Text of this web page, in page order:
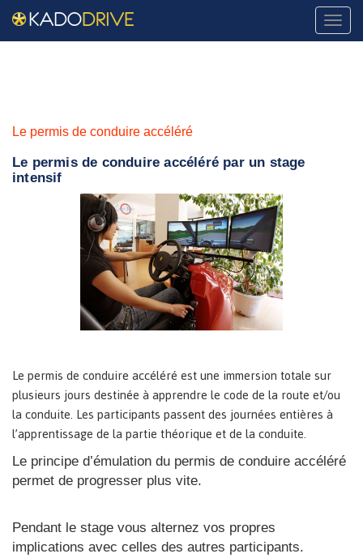
Le permis de conduire accéléré
Le permis de conduire accéléré par un stage
intensif
Le permis de conduire accéléré est une immersion totale sur
plusieurs jours destinée à apprendre le code de la route et/ou
la conduite. Les participants passent des journées entières à
l’apprentissage de la partie théorique et de la conduite.
Le principe d’émulation du permis de conduire accéléré
permet de progresser plus vite.
Pendant le stage vous alternez vos propres
implications avec celles des autres participants.